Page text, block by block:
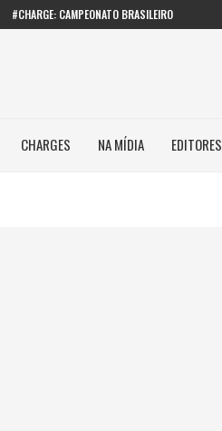
#CHARGE: CAMPEONATO BRASILEIRO
CHARGES NA MÍDIA EDITORES